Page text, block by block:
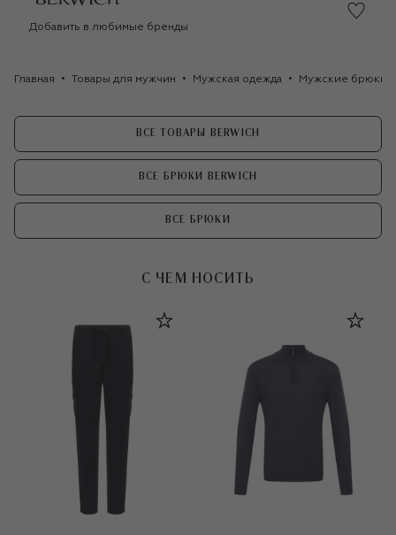
Добавить в любимые бренды
Главная Товары для мужчин Мужская одежда Мужские брюки
ВСЕ ТОВАРЫ BERWICH
ВСЕ БРЮКИ BERWICH
ВСЕ БРЮКИ
С ЧЕМ НОСИТЬ